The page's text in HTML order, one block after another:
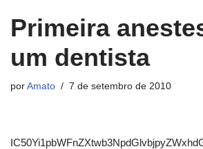
Primeira
um dentista
por Amato 7 de setembro de 2010